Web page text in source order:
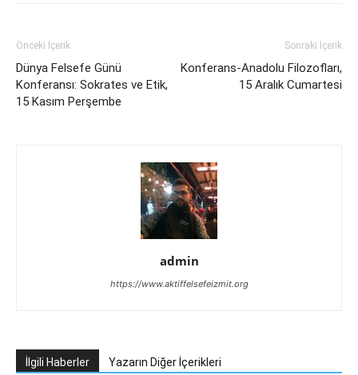
Önceki İçerik
Dünya Felsefe Günü
Konferansı: Sokrates ve Etik,
15 Kasım Perşembe
Sonraki İçerik
Konferans-Anadolu Filozofları,
15 Aralık Cumartesi
admin
https://www.aktiffelsefeizmit.org
İlgili Haberler Yazarın Diğer İçerikleri